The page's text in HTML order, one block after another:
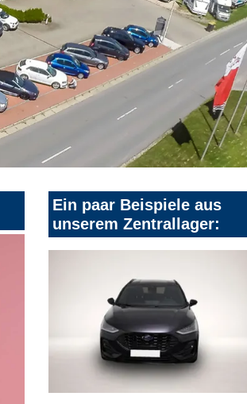
Ein paar Beispiele aus
unserem Zentrallager: